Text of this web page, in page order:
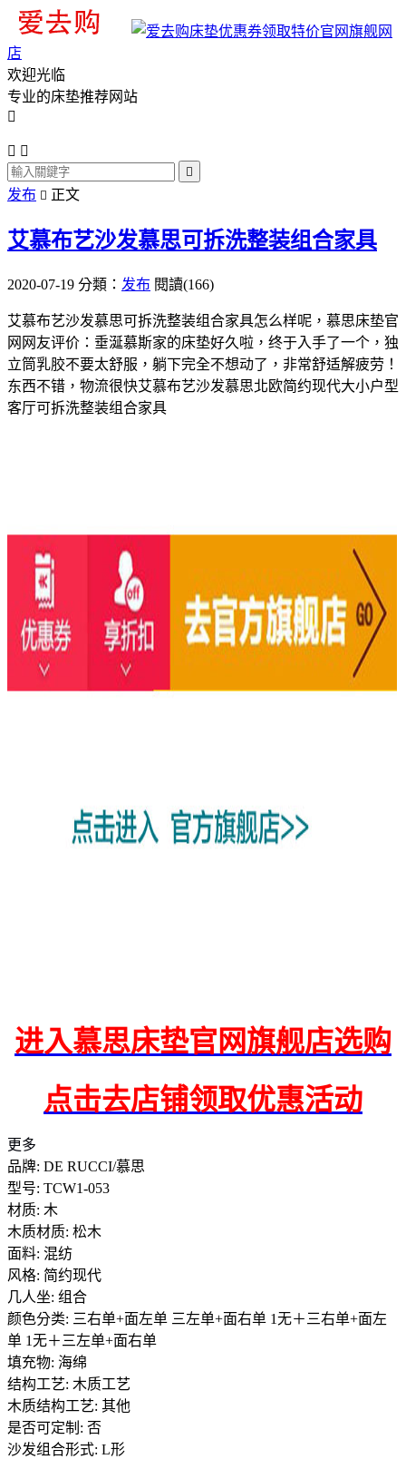
旗舰网
店
欢迎光临
专业的床垫推荐网站

 

发布  正文
艾慕布艺沙发慕思可拆洗整装组合家具
2020-07-19 分類： 发布 閱讀(166)
艾慕布艺沙发慕思可拆洗整装组合家具怎么样呢，慕思床垫官
网网友评价：垂涎慕斯家的床垫好久啦，终于入手了一个，独
立筒乳胶不要太舒服，躺下完全不想动了，非常舒适解疲劳！
东西不错，物流很快艾慕布艺沙发慕思北欧简约现代大小户型
客厅可拆洗整装组合家具
进入慕思床垫官网旗舰店选购
点击去店铺领取优惠活动
更多
品牌: DE RUCCI/慕思
型号: TCW1-053
材质: 木
木质材质: 松木
面料: 混纺
风格: 简约现代
几人坐: 组合
颜色分类: 三右单+面左单 三左单+面右单 1无＋三右单+面左
单 1无＋三左单+面右单
填充物: 海绵
结构工艺: 木质工艺
木质结构工艺: 其他
是否可定制: 否
沙发组合形式: L形